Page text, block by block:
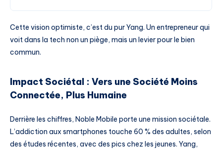
Cette vision optimiste, c’est du pur Yang. Un entrepreneur qui
voit dans la tech non un piège, mais un levier pour le bien
commun.
Impact Sociétal : Vers une Société Moins
Connectée, Plus Humaine
Derrière les chiffres, Noble Mobile porte une mission sociétale.
L’addiction aux smartphones touche 60 % des adultes, selon
des études récentes, avec des pics chez les jeunes. Yang,